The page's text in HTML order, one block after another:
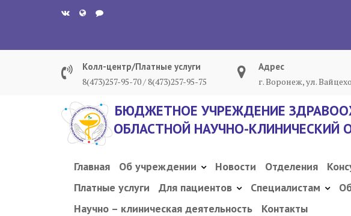
Колл-центр/Платные услуги
8(473)257-95-70 / 8(473)257-95-75
Адрес
г. Воронеж, ул.
БЮДЖЕТНОЕ УЧРЕЖДЕНИЕ
ОБЛАСТНОЙ НАУЧНО-КЛИНИЧЕСКИЙ
Главная Об учреждении Новости Отделения
Платные услуги
Для пациентов Специалистам
Научно – клиническая деятельность
Контакты